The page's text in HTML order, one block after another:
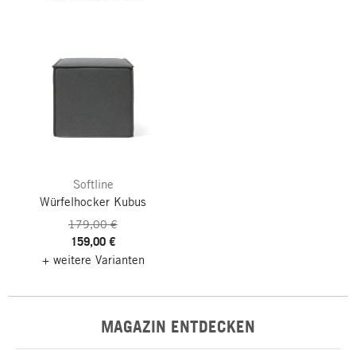
Softline
Würfelhocker Kubus
179,00 €
159,00 €
+ weitere Varianten
MAGAZIN ENTDECKEN